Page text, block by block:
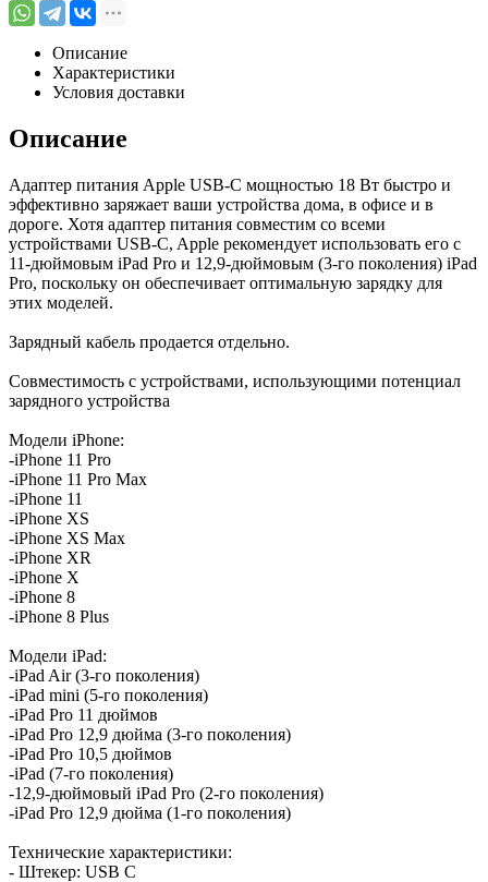
Описание
Характеристики
Условия доставки
Описание
Адаптер питания Apple USB-C мощностью 18 Вт быстро и
эффективно заряжает ваши устройства дома, в офисе и в
дороге. Хотя адаптер питания совместим со всеми
устройствами USB-C, Apple рекомендует использовать его с
11-дюймовым iPad Pro и 12,9-дюймовым (3-го поколения) iPad
Pro, поскольку он обеспечивает оптимальную зарядку для
этих моделей.
Зарядный кабель продается отдельно.
Совместимость с устройствами, использующими потенциал
зарядного устройства
Модели iPhone:
-iPhone 11 Pro
-iPhone 11 Pro Max
-iPhone 11
-iPhone XS
-iPhone XS Max
-iPhone XR
-iPhone X
-iPhone 8
-iPhone 8 Plus
Модели iPad:
-iPad Air (3-го поколения)
-iPad mini (5-го поколения)
-iPad Pro 11 дюймов
-iPad Pro 12,9 дюйма (3-го поколения)
-iPad Pro 10,5 дюймов
-iPad (7-го поколения)
-12,9-дюймовый iPad Pro (2-го поколения)
-iPad Pro 12,9 дюйма (1-го поколения)
Технические характеристики:
- Штекер: USB C